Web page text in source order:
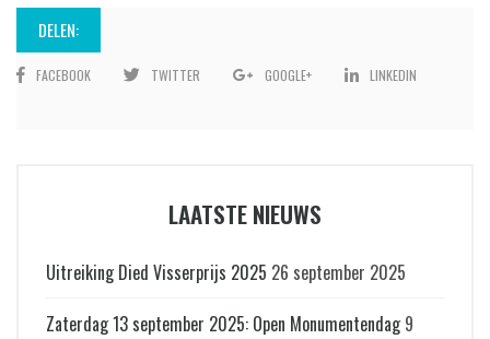
DELEN:
FACEBOOK TWITTER GOOGLE+ LINKEDIN
LAATSTE NIEUWS
Uitreiking Died Visserprijs 2025 26 september 2025
Zaterdag 13 september 2025: Open Monumentendag 9